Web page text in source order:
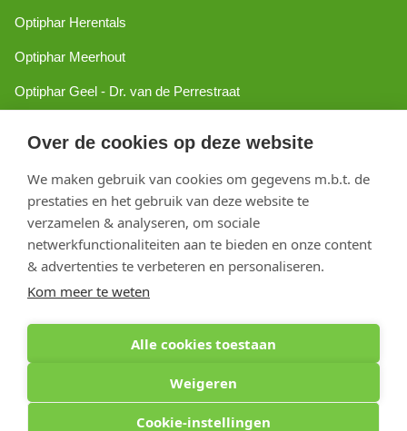
Over de cookies op deze website
We maken gebruik van cookies om gegevens m.b.t. de
prestaties en het gebruik van deze website te
verzamelen & analyseren, om sociale
netwerkfunctionaliteiten aan te bieden en onze content
& advertenties te verbeteren en personaliseren.
Kom meer te weten
Alle cookies toestaan
Weigeren
Cookie-instellingen
Optiphar Herentals
Optiphar Meerhout
Optiphar Geel - Dr. van de Perrestraat
Optiphar Mol
Copyright 2026 optiphar.com. Alle rechten voorbehouden
Optiphar Apotheek (Dermatheek BVBA) - Antwerpseweg 81b - 2440 Geel - BE